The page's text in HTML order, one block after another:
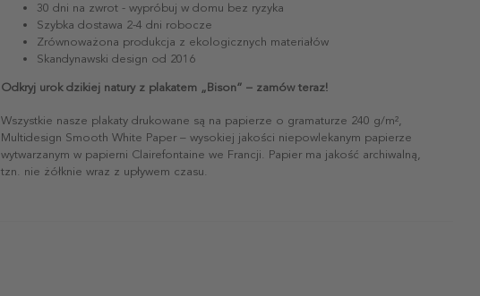
30 dni na zwrot - wypróbuj w domu bez ryzyka
Szybka dostawa 2-4 dni robocze
Zrównoważona produkcja z ekologicznych materiałów
Skandynawski design od 2016
Odkryj urok dzikiej natury z plakatem „Bison” – zamów teraz!
Wszystkie nasze plakaty drukowane są na papierze o gramaturze 240 g/m²,
Multidesign Smooth White Paper – wysokiej jakości niepowlekanym papierze
wytwarzanym w papierni Clairefontaine we Francji. Papier ma jakość archiwalną,
tzn. nie żółknie wraz z upływem czasu.